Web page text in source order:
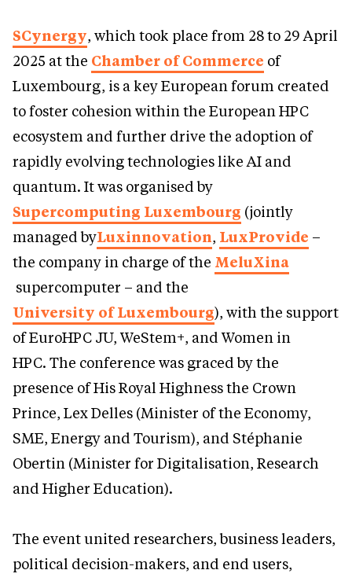
SCynergy, which took place from 28 to 29 April
2025 at the Chamber of Commerce of
Luxembourg, is a key European forum created
to foster cohesion within the European HPC
ecosystem and further drive the adoption of
rapidly evolving technologies like AI and
quantum. It was organised by
Supercomputing Luxembourg (jointly
managed byLuxinnovation, LuxProvide –
the company in charge of the MeluXina
supercomputer – and the
University of Luxembourg), with the support
of EuroHPC JU, WeStem+, and Women in
HPC. The conference was graced by the
presence of His Royal Highness the Crown
Prince, Lex Delles (Minister of the Economy,
SME, Energy and Tourism), and Stéphanie
Obertin (Minister for Digitalisation, Research
and Higher Education).
The event united researchers, business leaders,
political decision-makers, and end users,